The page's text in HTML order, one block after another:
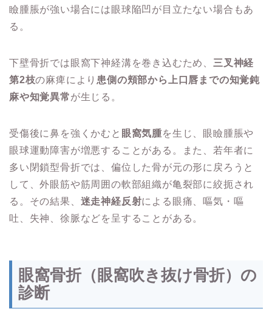
瞼腫脹が強い場合には眼球陥凹が目立たない場合もあ
る。
下壁骨折では眼窩下神経溝を巻き込むため、 三叉神経
第2枝の麻痺により患側の頬部から上口唇までの知覚鈍
麻や知覚異常が生じる。
受傷後に鼻を強くかむと 眼窩気腫を生じ、眼瞼腫脹や
眼球運動障害が増悪することがある。また、若年者に
多い閉鎖型骨折では、偏位した骨が元の形に戻ろうと
して、外眼筋や筋周囲の軟部組織が亀裂部に絞扼され
る。その結果、 迷走神経反射による眼痛、嘔気・嘔
吐、失神、徐脈などを呈することがある。
眼窩骨折（眼窩吹き抜け骨折）の
診断